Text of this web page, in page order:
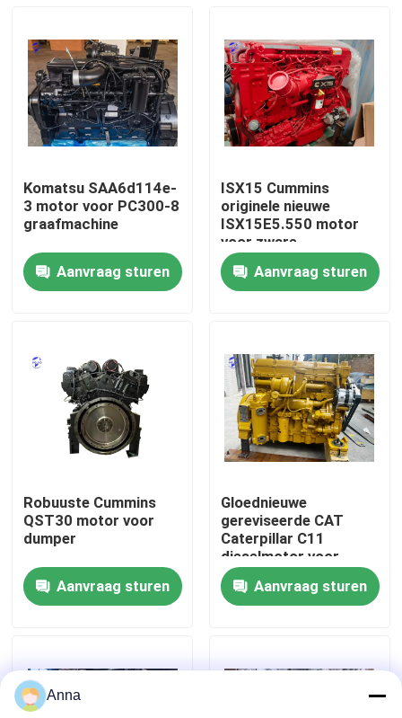
Thuis
Producten
Fabrieksreis
Kwaliteitscontrole
Vraag een offerte aan
Deutzmotor
CUMMINS-Motor
Komatsu SAA6d114e-
3 motor voor PC300-8
graafmachine
Aanvraag sturen
ISX15 Cummins
originele nieuwe
ISX15E5.550 motor
voor zware
vrachtwagen
Aanvraag sturen
Robuuste Cummins
QST30 motor voor
dumper
Aanvraag sturen
Gloednieuwe
gereviseerde CAT
Caterpillar C11
dieselmotor voor
ondergrondse
vrachtwagens
Aanvraag sturen
Anna